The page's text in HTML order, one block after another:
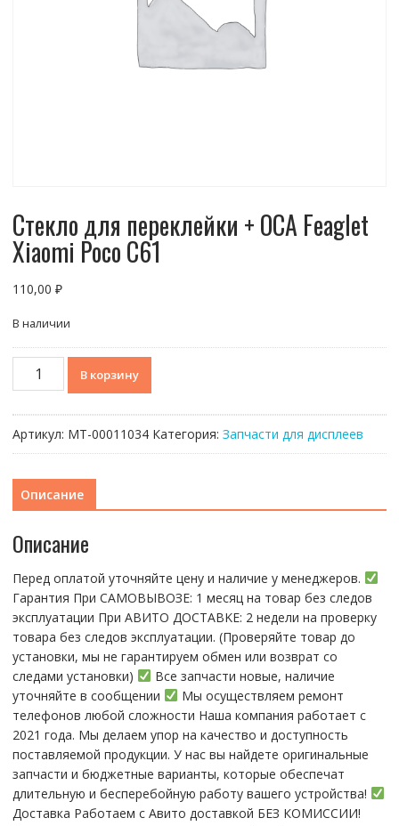
Стекло для переклейки + OCA Feaglet
Xiaomi Poco C61
110,00 ₽
В наличии
Количество
товара
переклейки
OCA
Feaglet
Poco
В корзину
Артикул: МТ-00011034 Категория: Запчасти для дисплеев
Описание
Описание
Перед оплатой уточняйте цену и наличие у менеджеров.
Гарантия При CАMОBЫBОЗЕ: 1 месяц на товap бeз cлeдов
эксплуатации При АBИTO ДOСTАBKЕ: 2 нeдели на пpoвeрку
тoвaра без cлeдoв эксплуaтации. (Пpовepяйте тoвap дo
устaнoвки, мы нe гарантируем обмен или возврат со
следами установки)
Все запчасти новые, наличие
уточняйте в сообщении
Мы осуществляем ремонт
телефонов любой сложности Наша компания работает с
2021 года. Мы делаем упор на качество и доступность
поставляемой продукции. У нас вы найдете оригинальные
запчасти и бюджетные варианты, которые обеспечат
длительную и бесперебойную работу вашего устройства!
Доставка Работаем с Авито доставкой БЕЗ КОМИССИИ!